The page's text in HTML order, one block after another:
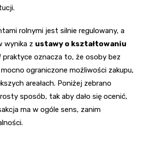
rolnymi jest silnie regulowany, a
wynika z ustawy o kształtowaniu
praktyce oznacza to, że osoby bez
ograniczone możliwości zakupu,
areałach. Poniżej zebrano
sposób, tak aby dało się ocenić,
ma w ogóle sens, zanim